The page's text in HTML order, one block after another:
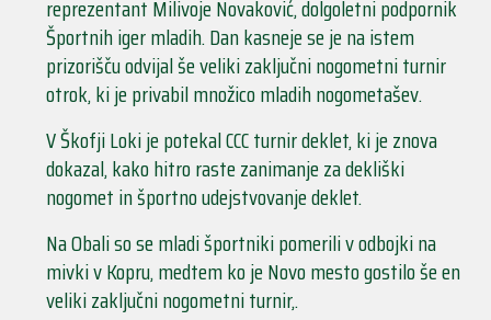
reprezentant Milivoje Novaković, dolgoletni podpornik
Športnih iger mladih. Dan kasneje se je na istem
prizorišču odvijal še veliki zaključni nogometni turnir
otrok, ki je privabil množico mladih nogometašev.
V Škofji Loki je potekal CCC turnir deklet, ki je znova
dokazal, kako hitro raste zanimanje za dekliški
nogomet in športno udejstvovanje deklet.
Na Obali so se mladi športniki pomerili v odbojki na
mivki v Kopru, medtem ko je Novo mesto gostilo še en
veliki zaključni nogometni turnir,.